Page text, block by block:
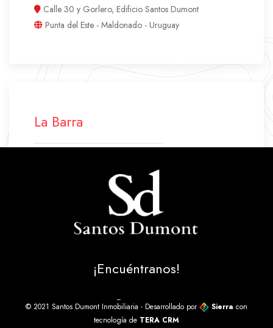
Calle 30 y Gorlero, Edificio Santos Dumont
Punta del Este - Maldonado - Uruguay
La Barra
+598 94 640 045
labarra.santosdumont@gmail.com
Ruta 10 Parada 43
La Barra - Maldonado - Uruguay
¡Encuéntranos!
© 2021 Santos Dumont Inmobiliaria - Desarrollado por Sierra con
tecnología de TERA CRM